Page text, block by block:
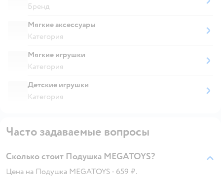
Бренд
Мягкие аксессуары
Категория
Мягкие игрушки
Категория
Детские игрушки
Категория
Часто задаваемые вопросы
Сколько стоит Подушка MEGATOYS?
Цена на Подушка MEGATOYS - 659 ₽.